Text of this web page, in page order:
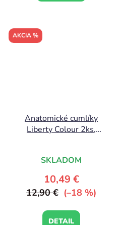
AKCIA %
Anatomické cumlíky
Liberty Colour 2ks,
SKLADOM
10,49 €
12,90 € (–18 %)
DETAIL